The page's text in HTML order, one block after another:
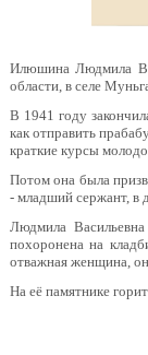
Илюшина Людмила
области, в селе
В 1941 году
как отправить
краткие курсы
Потом она была
- младший сержант, в
Людмила
похоронена на
отважная женщина,
На её памятнике